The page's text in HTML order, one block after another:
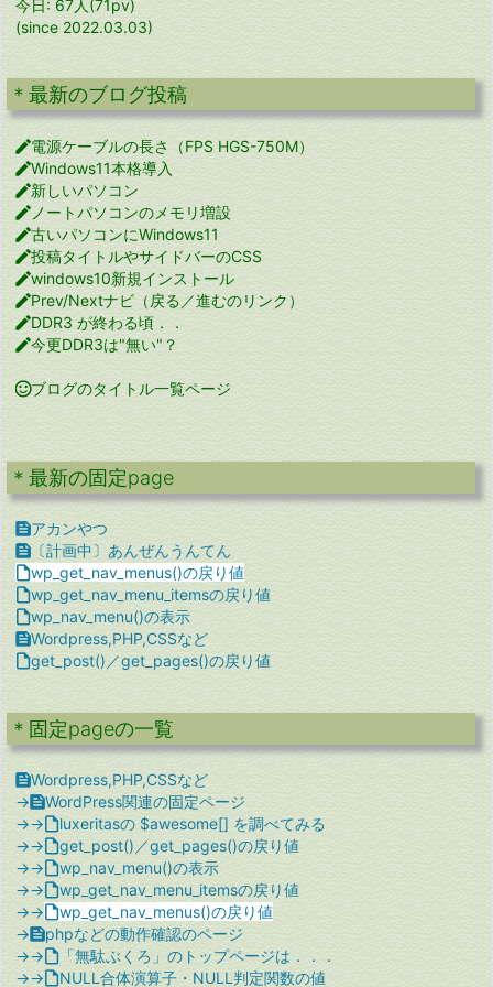
今日: 67人(71pv)
(since 2022.03.03)
＊最新のブログ投稿
電源ケーブルの長さ（FPS HGS-750M）
Windows11本格導入
新しいパソコン
ノートパソコンのメモリ増設
古いパソコンにWindows11
投稿タイトルやサイドバーのCSS
windows10新規インストール
Prev/Nextナビ（戻る／進むのリンク）
DDR3 が終わる頃．．
今更DDR3は"無い"？
ブログのタイトル一覧ページ
＊最新の固定page
アカンやつ
 〔計画中〕あんぜんうんてん
wp_get_nav_menus()の戻り値
wp_get_nav_menu_itemsの戻り値
wp_nav_menu()の表示
Wordpress,PHP,CSSなど
get_post()／get_pages()の戻り値
＊固定pageの一覧
Wordpress,PHP,CSSなど
→WordPress関連の固定ページ
→→luxeritasの $awesome[] を調べてみる
→→get_post()／get_pages()の戻り値
→→wp_nav_menu()の表示
→→wp_get_nav_menu_itemsの戻り値
→→wp_get_nav_menus()の戻り値
→phpなどの動作確認のページ
→→ 「無駄ぶくろ」のトップページは．．．
→→NULL合体演算子・NULL判定関数の値